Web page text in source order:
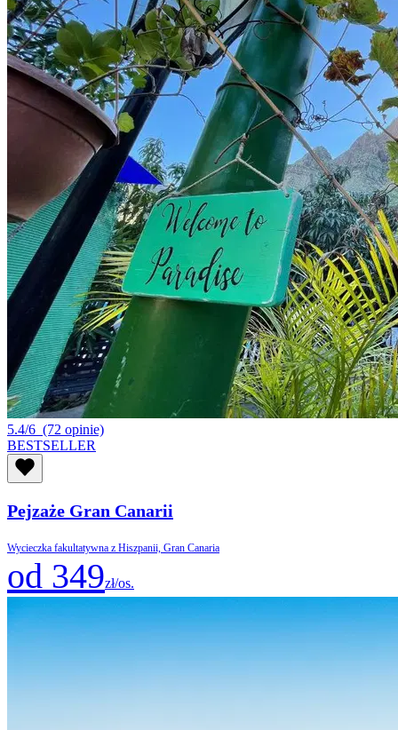
5.4/6 (72 opinie)
BESTSELLER
Pejzaże Gran Canarii
Wycieczka fakultatywna z Hiszpanii, Gran Canaria
od 349zł/os.